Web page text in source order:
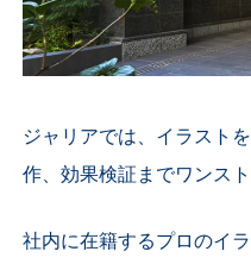
ジャリアでは、イラスト
作、効果検証までワンス
社内に在籍するプロのイ